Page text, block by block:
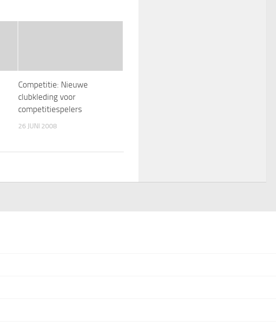
Competitie: Nieuwe
clubkleding voor
competitiespelers
26 JUNI 2008